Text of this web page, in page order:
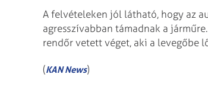
A felvételeken jól látható, hogy az
agresszívabban támadnak a
rendőr vetett véget, aki a levegőbe
(KAN News)